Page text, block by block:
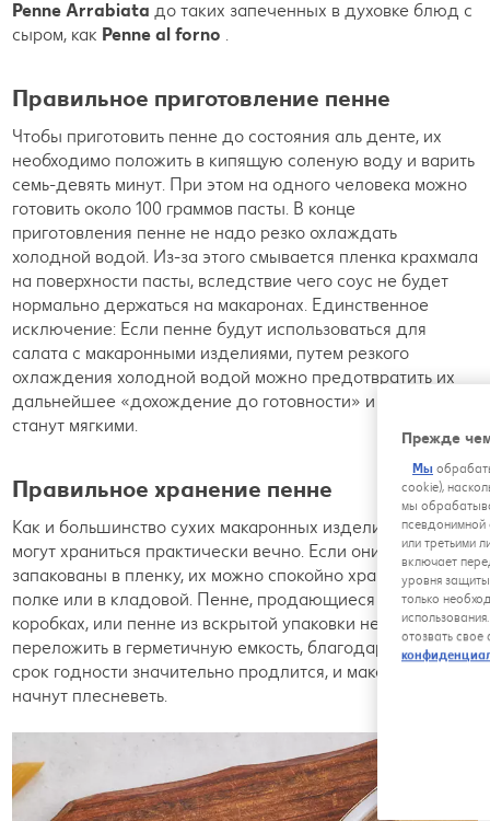
Penne Arrabiata до таких запеченных в духовке блюд с
сыром, как Penne al forno
Правильное приготовление пенне
Чтобы приготовить пенне до состояния аль денте, их
необходимо положить в кипящую соленую воду и варить
семь-девять минут. При этом на одного человека можно
готовить около 100 граммов пасты. В конце
приготовления пенне не надо резко охлаждать
холодной водой. Из-за этого смывается пленка крахмала
на поверхности пасты, вследствие чего соус не будет
нормально держаться на макаронах. Единственное
исключение: Если пенне будут использоваться для
салата с макаронными изделиями, путем резкого
охлаждения холодной водой можно предотвратить их
дальнейшее «дохождение до готовности» и они не
станут мягкими.
Правильное хранение пенне
Как и большинство сухих макаронных изделий, пенне
могут храниться практически вечно. Если они
запакованы в пленку, их можно спокойно хранить на
полке или в кладовой. Пенне, продающиеся в картонных
коробках, или пенне из вскрытой упаковки необходимо
переложить в герметичную емкость, благодаря чему их
срок годности значительно продлится, и макароны не
начнут плесневеть.
Прежде
Мы
cookie),
мы
псевдонимной
или третьими
включает
уровня
только
отозвать